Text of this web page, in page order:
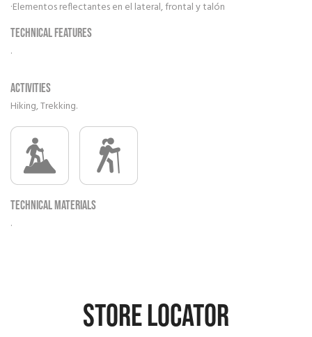
·Elementos reflectantes en el lateral, frontal y talón
Technical features
.
Activities
Hiking, Trekking.
Technical materials
.
STORE LOCATOR